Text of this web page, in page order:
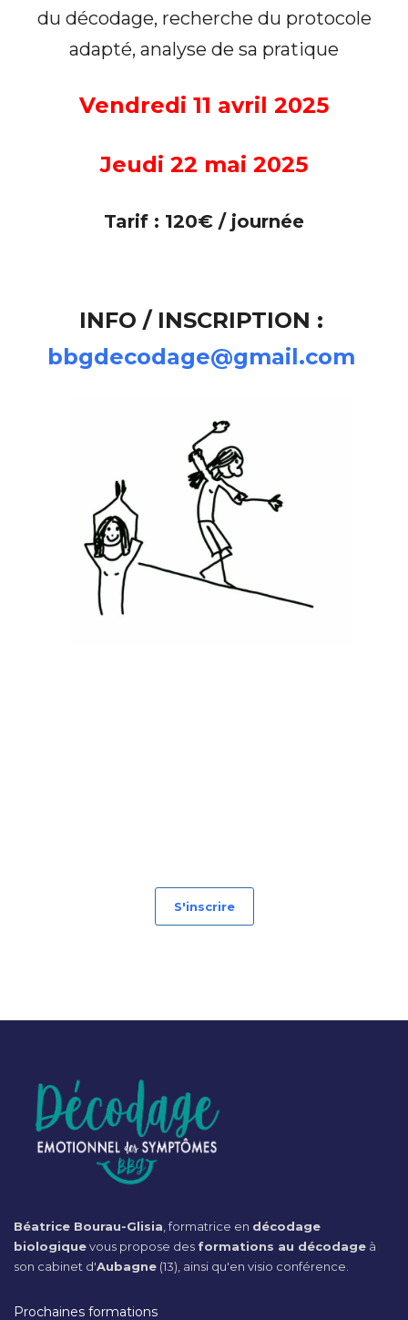
du décodage, recherche du protocole
adapté, analyse de sa pratique
Vendredi 11 avril 2025
Jeudi 22 mai 2025
Tarif : 120€ / journée
INFO / INSCRIPTION :
bbgdecodage@gmail.com
S'inscrire
Béatrice Bourau-Glisia , formatrice en décodage
biologiquevous propose des formations au décodage à
son cabinet d'Aubagne (13), ainsi qu'en visio conférence.
Prochaines formations